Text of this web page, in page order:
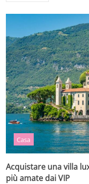
Casa
Acquistare una villa
più amate dai VIP